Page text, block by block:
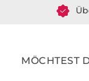
MÖCHTEST